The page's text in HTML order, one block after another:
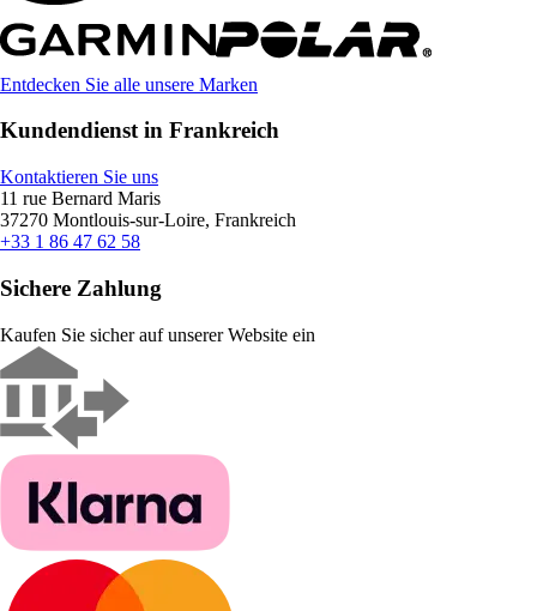
Entdecken Sie alle unsere Marken
Kundendienst in Frankreich
Kontaktieren Sie uns
11 rue Bernard Maris
37270 Montlouis-sur-Loire, Frankreich
+33 1 86 47 62 58
Sichere Zahlung
Kaufen Sie sicher auf unserer Website ein